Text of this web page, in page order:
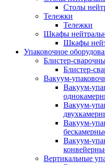
Столы
Тележки
Тележки
Шкафы
Шкафы
Упаковочное
Блистер-
Блистер-
Вакуум-
Вакуум-
Вакуум-
Вакуум-
Вакуум-
Вертикальные